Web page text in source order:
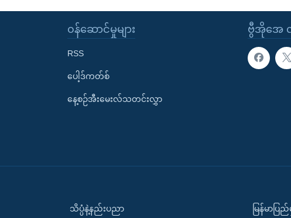
ဗွီအိုအေ
၀န်ဆောင်မှုများ
RSS
ပေါ့ဒ်ကတ်စ်
နေ့စဉ်အီးမေးလ်သတင်းလွှာ
သိပ္ပံနဲ့နည်းပညာ မြန်မာပြ